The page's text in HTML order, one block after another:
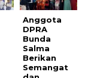
Anggota
DPRA
Bunda
Salma
Berikan
Semangat